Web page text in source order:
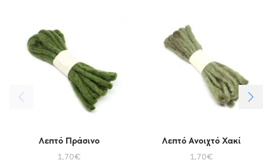
Λεπτό Πράσινο
1,70€
Λεπτό Ανοιχτό Χακί
1,70€